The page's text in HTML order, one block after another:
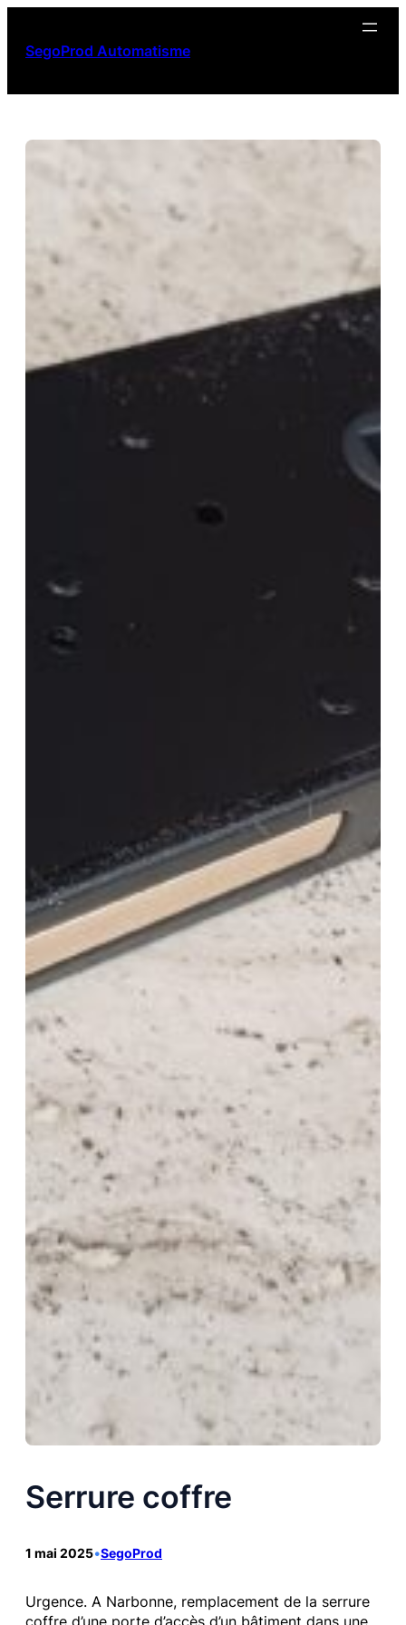
contenu
SegoProd Automatisme
Serrure coffre
1 mai 2025•SegoProd
Urgence. A Narbonne, remplacement de la serrure